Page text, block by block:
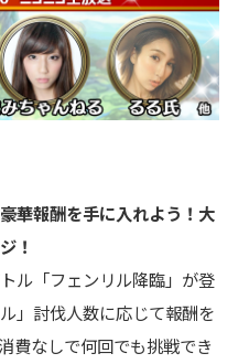
華報酬を手に入れよう！大
！
ル「フェンリル降臨」が登
」討伐人数に応じて報酬を
費なしで何回でも挑戦でき